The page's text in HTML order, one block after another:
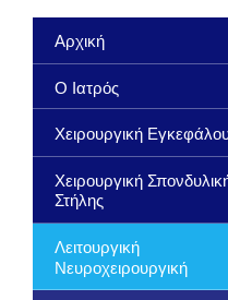
Αρχική
Ο Ιατρός
Χειρουργική
Χειρουργική
Στήλης
Λειτουργική
Νευροχειρουργική